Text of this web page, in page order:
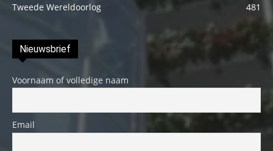
Tweede Wereldoorlog
481
Nieuwsbrief
Voornaam of volledige naam
Email